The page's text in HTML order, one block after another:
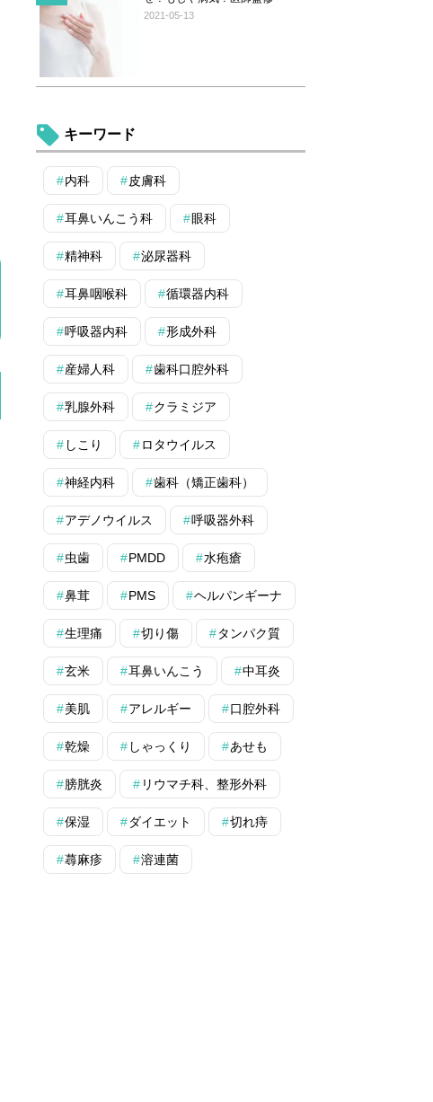
2021-05-13
キーワード
内科 皮膚科
耳鼻いんこう科 眼科
精神科 泌尿器科
耳鼻咽喉科 循環器内科
呼吸器内科 形成外科
産婦人科 歯科口腔外科
乳腺外科 クラミジア
しこり ロタウイルス
神経内科 歯科（矯正歯科）
アデノウイルス 呼吸器外科
虫歯 PMDD 水疱瘡
鼻茸 PMS ヘルパンギーナ
生理痛 切り傷 タンパク質
玄米 耳鼻いんこう 中耳炎
美肌 アレルギー 口腔外科
乾燥 しゃっくり あせも
膀胱炎 リウマチ科、整形外科
保湿 ダイエット 切れ痔
蕁麻疹 溶連菌